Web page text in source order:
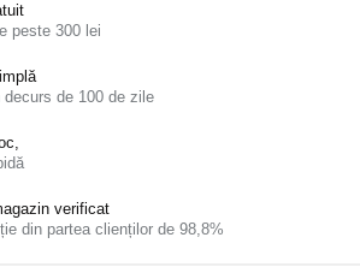
peste 300 lei
decurs de 100 de zile
verificat
din partea clienților de 98,8%